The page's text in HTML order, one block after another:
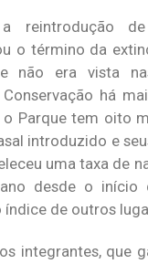
reintrodução
o término da
não era vista
há
o Parque tem oito
introduzido e
uma taxa de
desde o início
índice de outros
integrantes, que